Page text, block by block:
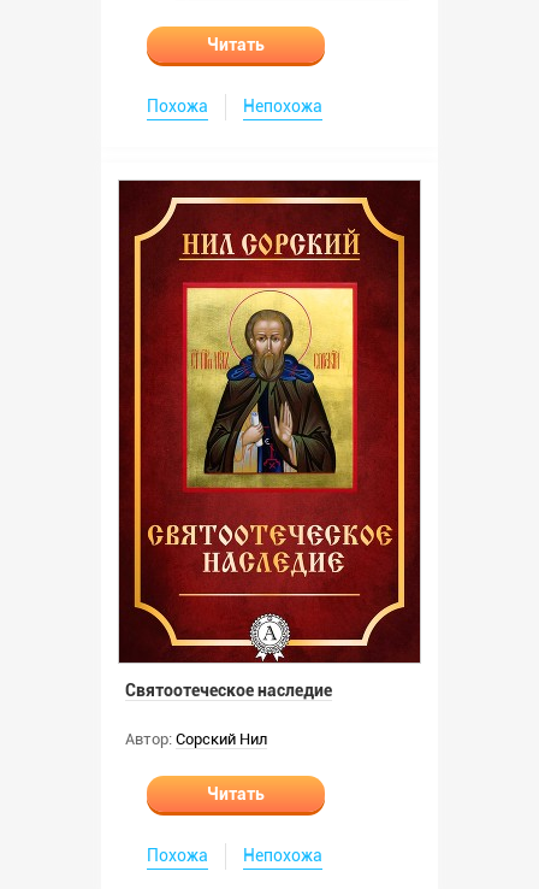
Читать
Похожа Непохожа
Святоотеческое наследие
Автор: Сорский Нил
Читать
Похожа Непохожа